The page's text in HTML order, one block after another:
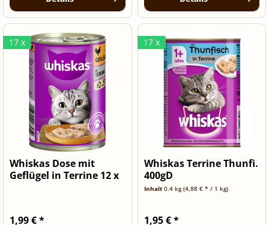
17 x
Whiskas Dose mit
Geflügel in Terrine 12 x
1,99 € *
17 x
Whiskas Terrine Thunfi.
400gD
Inhalt 0.4 kg(4,88 € * / 1 kg)
1,95 € *